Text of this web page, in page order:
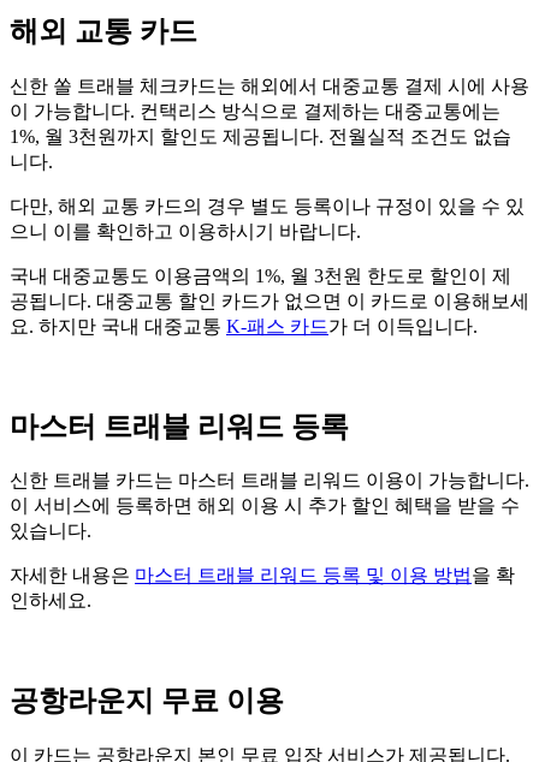
해외 교통 카드
신한 쏠 트래블 체크카드는 해외에서 대중교통 결제 시에 사용
이 가능합니다. 컨택리스 방식으로 결제하는 대중교통에는
1%, 월 3천원까지 할인도 제공됩니다. 전월실적 조건도 없습
니다.
다만, 해외 교통 카드의 경우 별도 등록이나 규정이 있을 수 있
으니 이를 확인하고 이용하시기 바랍니다.
국내 대중교통도 이용금액의 1%, 월 3천원 한도로 할인이 제
공됩니다. 대중교통 할인 카드가 없으면 이 카드로 이용해보세
요. 하지만 국내 대중교통 K-패스 카드가 더 이득입니다.
마스터 트래블 리워드 등록
신한 트래블 카드는 마스터 트래블 리워드 이용이 가능합니다.
이 서비스에 등록하면 해외 이용 시 추가 할인 혜택을 받을 수
있습니다.
자세한 내용은 마스터 트래블 리워드 등록 및 이용 방법을 확
인하세요.
공항라운지 무료 이용
이 카드는 공항라운지 본인 무료 입장 서비스가 제공됩니다.